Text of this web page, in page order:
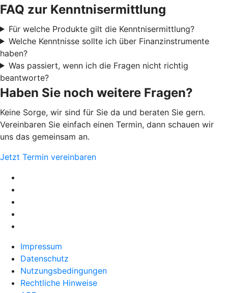
FAQ zur Kenntnisermittlung
Für welche Produkte gilt die Kenntnisermittlung?
Welche Kenntnisse sollte ich über Finanzinstrumente
haben?
Was passiert, wenn ich die Fragen nicht richtig
beantworte?
Haben Sie noch weitere Fragen?
Keine Sorge, wir sind für Sie da und beraten Sie gern.
Vereinbaren Sie einfach einen Termin, dann schauen wir
uns das gemeinsam an.
Jetzt Termin vereinbaren
Impressum
Datenschutz
Nutzungsbedingungen
Rechtliche Hinweise